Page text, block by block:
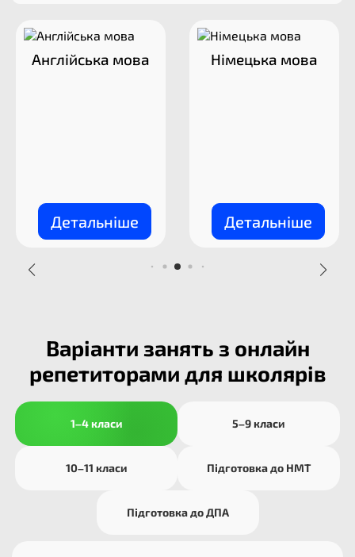
Англійська мова
Детальніше
Німецька мова
Детальніше
Варіанти занять з онлайн
репетиторами для школярів
1–4 класи 5–9 класи
10–11 класи Підготовка до НМТ
Підготовка до ДПА